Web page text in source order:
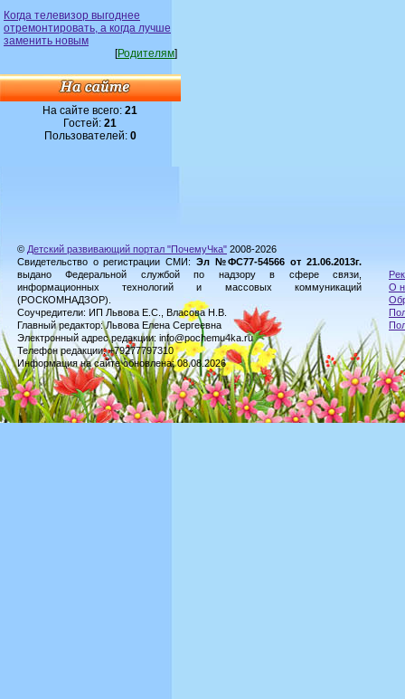
Когда телевизор выгоднее
отремонтировать, а когда лучше
заменить новым
[Родителям]
На сайте всего:21
Гостей:21
Пользователей: 0
© Детский развивающий портал "ПочемуЧка" 2008-2026
Свидетельство о регистрации СМИ: Эл №ФС77-54566 от 21.06.2013г.
выдано Федеральной службой по надзору в сфере связи,
информационных технологий и массовых коммуникаций
(РОСКОМНАДЗОР).
Соучредители: ИП Львова Е.С., Власова Н.В.
Главный редактор: Львова Елена Сергеевна
Электронный адрес редакции: info@pochemu4ka.ru
Телефон редакции: +79277797310
Информация на сайте обновлена: 08.08.2026
О